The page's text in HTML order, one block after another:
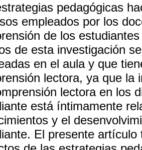
pedagógicas
empleados por los
de los
de esta investigación
en el aula y que
lectora, ya que la
lectora en los
está íntimamente
y el
El presente